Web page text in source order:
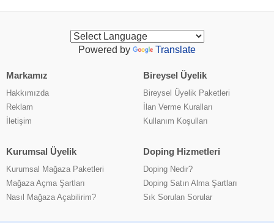
Powered by Translate
Markamız
Hakkımızda
Reklam
İletişim
Bireysel Üyelik
Bireysel Üyelik Paketleri
İlan Verme Kuralları
Kullanım Koşulları
Kurumsal Üyelik
Kurumsal Mağaza Paketleri
Mağaza Açma Şartları
Nasıl Mağaza Açabilirim?
Doping Hizmetleri
Doping Nedir?
Doping Satın Alma Şartları
Sık Sorulan Sorular